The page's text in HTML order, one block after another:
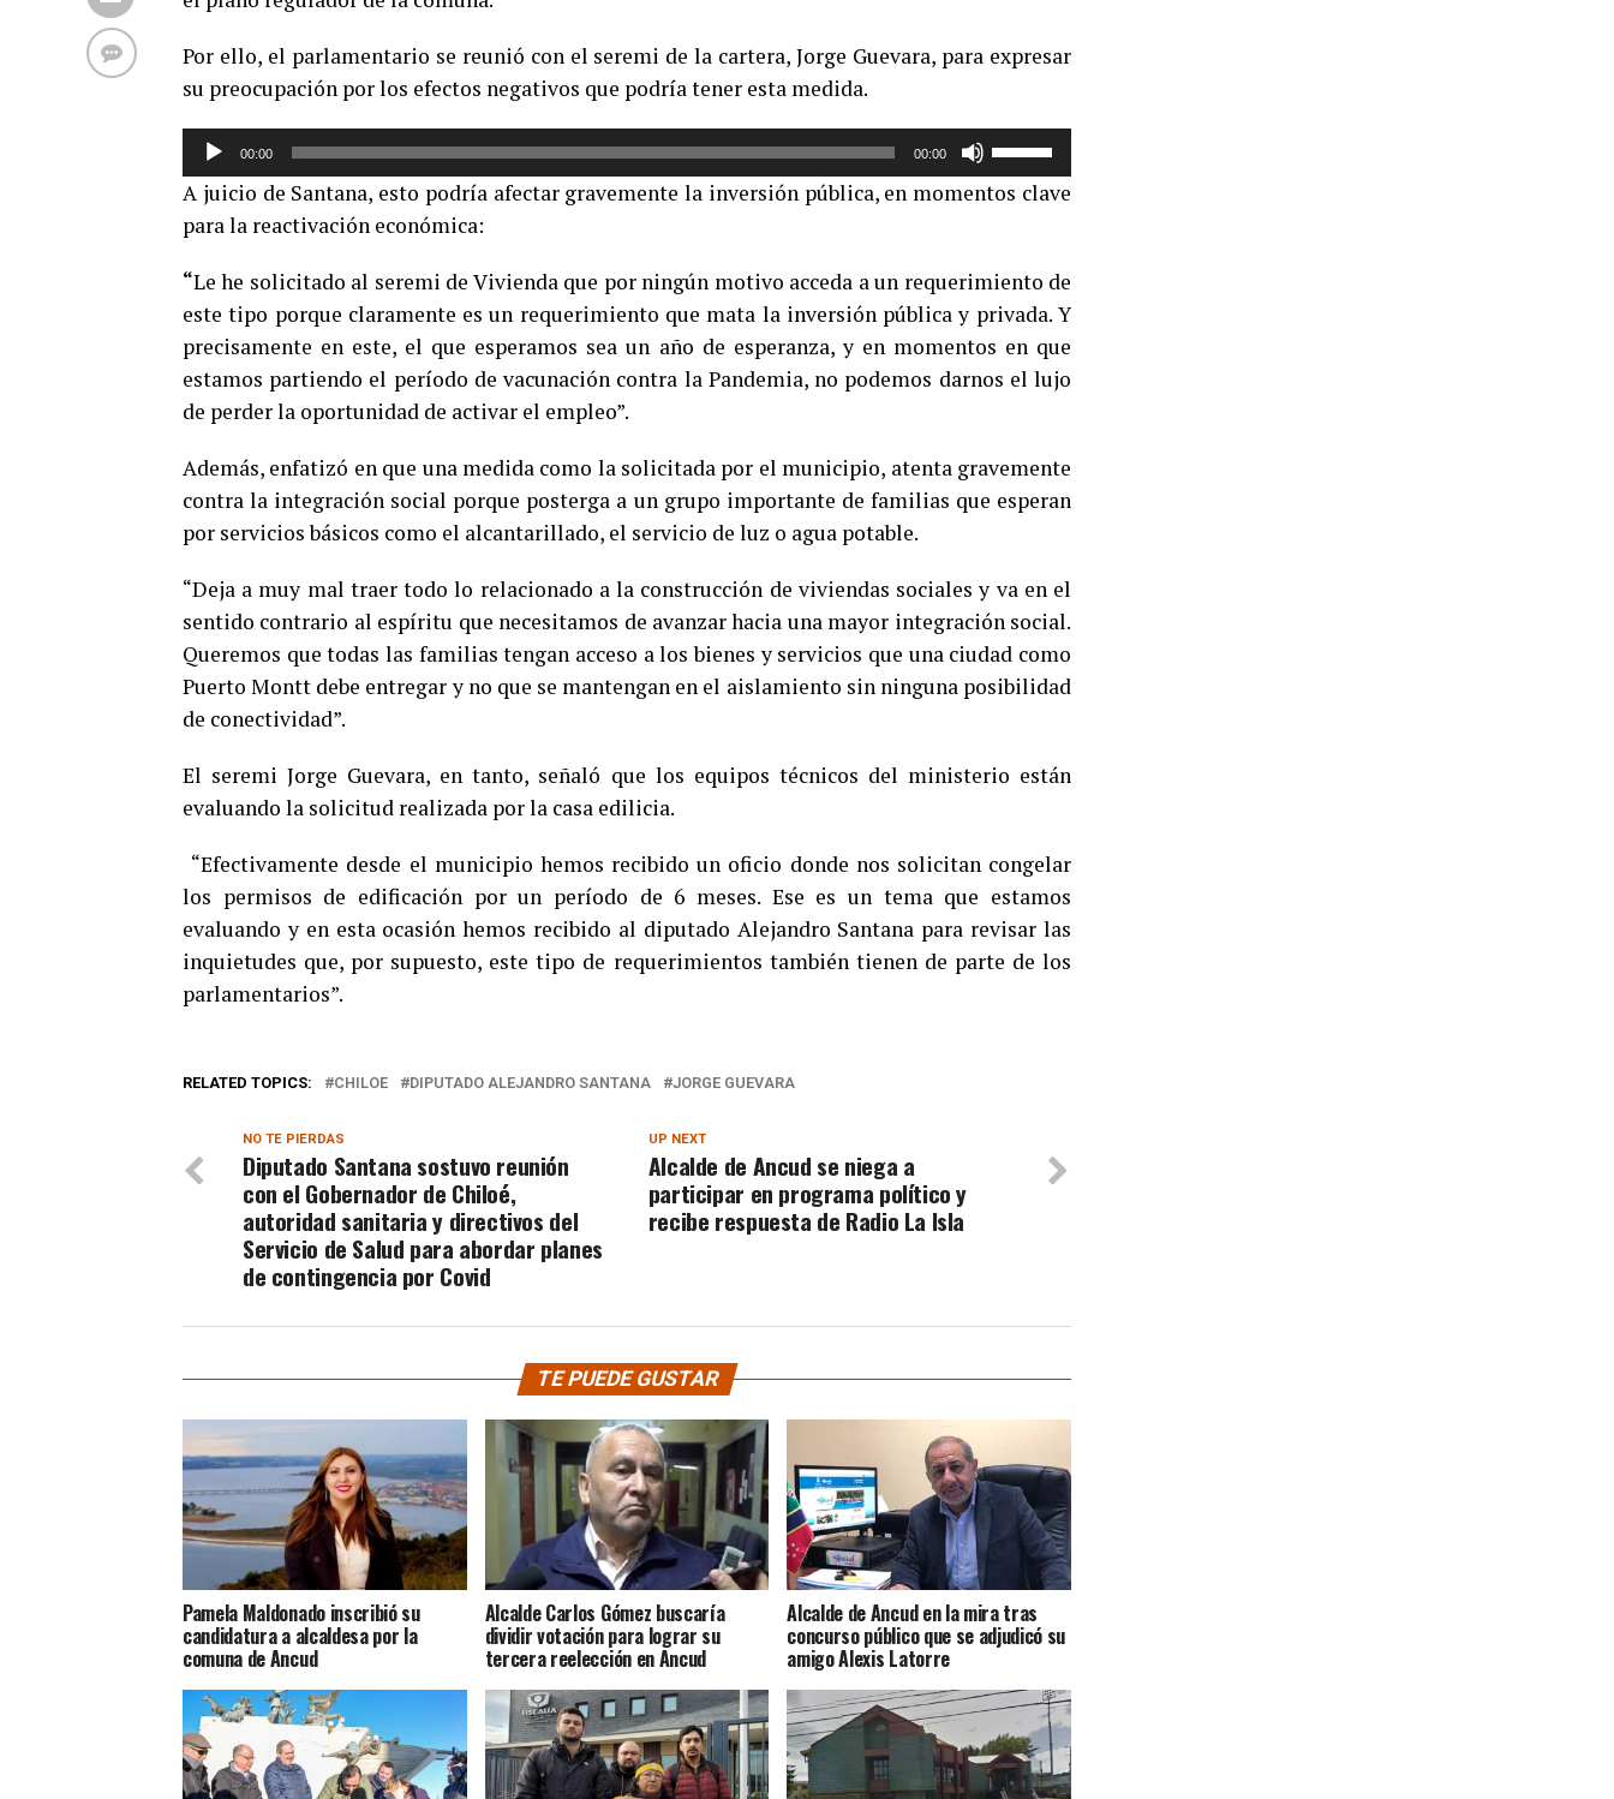
Por ello, el parlamentario se reunió con el seremi de la cartera, Jorge Guevara, para expresar
su preocupación por los efectos negativos que podría tener esta medida.
Reproductor
audio
00:00 00:00
teclas
arriba/abajo
para
aumentar
o
volumen.
A juicio de Santana, esto podría afectar gravemente la inversión pública, en momentos clave
para la reactivación económica:
“Le he solicitado al seremi de Vivienda que por ningún motivo acceda a un requerimiento de
este tipo porque claramente es un requerimiento que mata la inversión pública y privada. Y
precisamente en este, el que esperamos sea un año de esperanza, y en momentos en que
estamos partiendo el período de vacunación contra la Pandemia, no podemos darnos el lujo
de perder la oportunidad de activar el empleo”.
Además, enfatizó en que una medida como la solicitada por el municipio, atenta gravemente
contra la integración social porque posterga a un grupo importante de familias que esperan
por servicios básicos como el alcantarillado, el servicio de luz o agua potable.
“Deja a muy mal traer todo lo relacionado a la construcción de viviendas sociales y va en el
sentido contrario al espíritu que necesitamos de avanzar hacia una mayor integración social.
Queremos que todas las familias tengan acceso a los bienes y servicios que una ciudad como
Puerto Montt debe entregar y no que se mantengan en el aislamiento sin ninguna posibilidad
de conectividad”.
El seremi Jorge Guevara, en tanto, señaló que los equipos técnicos del ministerio están
evaluando la solicitud realizada por la casa edilicia.
“Efectivamente desde el municipio hemos recibido un oficio donde nos solicitan congelar
los permisos de edificación por un período de 6 meses. Ese es un tema que estamos
evaluando y en esta ocasión hemos recibido al diputado Alejandro Santana para revisar las
inquietudes que, por supuesto, este tipo de requerimientos también tienen de parte de los
parlamentarios”.
RELATED TOPICS: CHILOE DIPUTADO ALEJANDRO SANTANA JORGE GUEVARA
UP NEXT
Alcalde de Ancud se niega a
participar en programa político y
recibe respuesta de Radio La Isla
NO TE PIERDAS
Diputado Santana sostuvo reunión
con el Gobernador de Chiloé,
autoridad sanitaria y directivos del
Servicio de Salud para abordar planes
de contingencia por Covid
TE PUEDE GUSTAR
Pamela Maldonado inscribió su
candidatura a alcaldesa por la
comuna de Ancud
Alcalde Carlos Gómez buscaría
dividir votación para lograr su
tercera reelección en Ancud
Alcalde de Ancud en la mira tras
concurso público que se adjudicó su
amigo Alexis Latorre